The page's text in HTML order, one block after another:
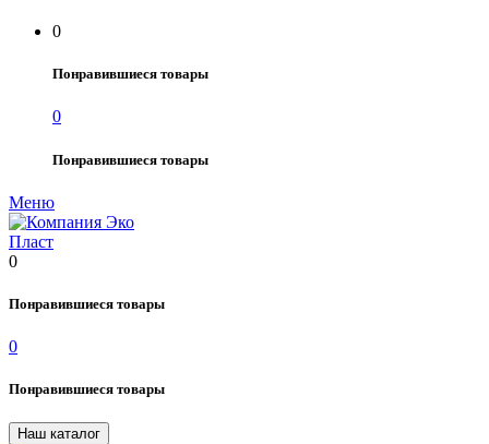
0
Понравившиеся товары
0
Понравившиеся товары
Меню
0
Понравившиеся товары
0
Понравившиеся товары
Наш каталог